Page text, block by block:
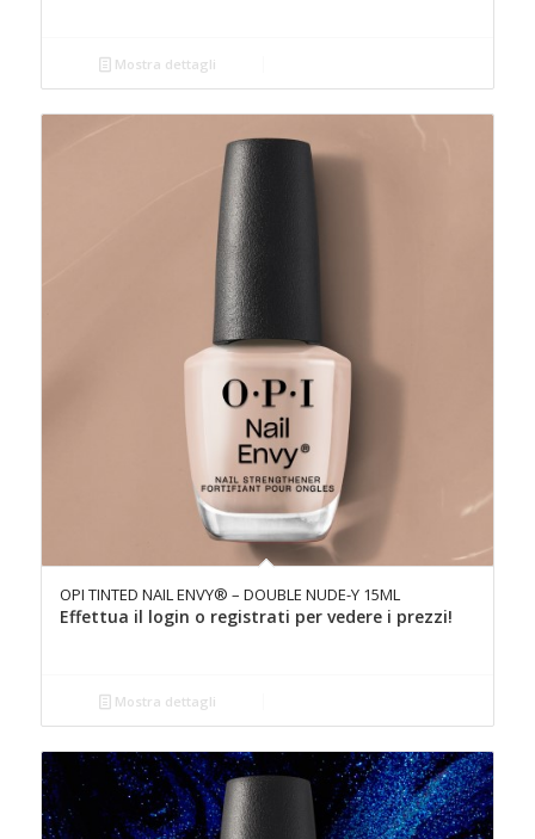
Mostra dettagli
OPI TINTED NAIL ENVY® – DOUBLE NUDE-Y 15ML
Effettua il login o registrati per vedere i prezzi!
Mostra dettagli